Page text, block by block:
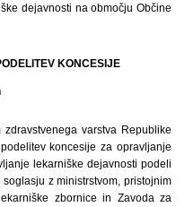
dejavnosti na območju Občine
KONCESIJE
varstva Republike
koncesije za opravljanje
lekarniške dejavnosti podeli
z ministrstvom, pristojnim
zbornice in Zavoda za